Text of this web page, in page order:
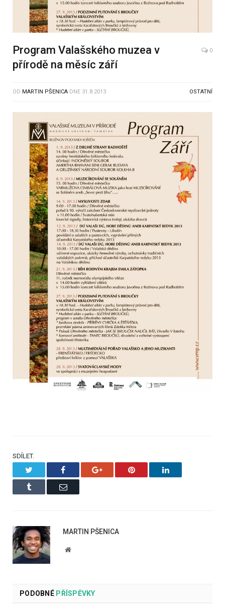
Program Valašského muzea v
přírodě na měsíc září
0
OD MARTIN PŠENICA DNE 31.8.2013 OSTATNÍ
SDÍLET.
Facebook Google+ Pinterest LinkedIn
Tumblr Email
MARTIN PŠENICA
Website
PODOBNÉPŘÍSPĚVKY